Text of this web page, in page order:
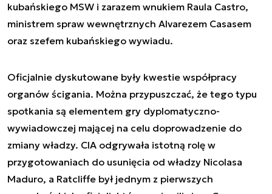
kubańskiego MSW i zarazem wnukiem Raula Castro,
ministrem spraw wewnętrznych Alvarezem Casasem
oraz szefem kubańskiego wywiadu.
Oficjalnie dyskutowane były kwestie współpracy
organów ścigania. Można przypuszczać, że tego typu
spotkania są elementem gry dyplomatyczno-
wywiadowczej mającej na celu doprowadzenie do
zmiany władzy. CIA odgrywała istotną rolę w
przygotowaniach do usunięcia od władzy Nicolasa
Maduro, a Ratcliffe był jednym z pierwszych